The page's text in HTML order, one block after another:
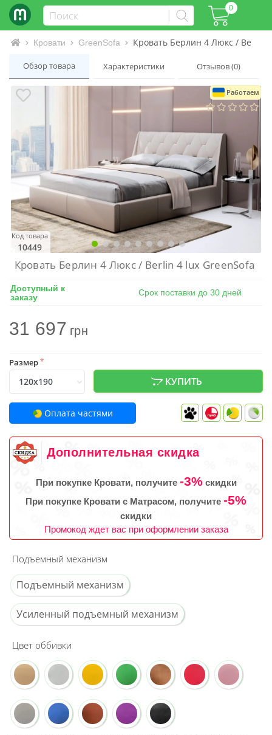
0
Интернет-магазин матрасов и кроватей
Кровати GreenSofa Кровать Берлин 4 Люкс / Berlin
Обзор товара Характеристики Отзывов (0)
Работаем
Код товара
10449
Кровать Берлин 4 Люкс / Berlin 4 lux GreenSofa
Доступный к
заказу
Срок поставки до 30 дней
31 697грн
Размер*
КУПИТЬ
Оплата частями
Дополнительная скидка
При покупке Кровати, получите -3%скидки
При покупке Кровати с Матрасом, получите -5%
скидки
Промокод ждет вас при оформлении заказа
Подъемный механизм
Подъемный механизм
Усиленный подъемный механизм
Цвет оббивки